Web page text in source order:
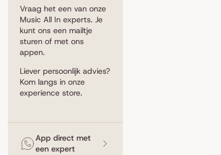
Vraag het een van onze
Music All In experts. Je
kunt ons een mailtje
sturen of met ons
appen.
Liever persoonlijk advies?
Kom langs in onze
experience store.
App direct met
een expert